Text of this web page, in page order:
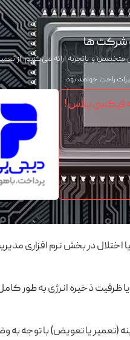
شرکت ها
و باتجربه ارائه می‌کنیم. از
راحت خواهد بود.
فیکسی پلاس !
در بخش نرم‌ افزاری
ذخیره انرژی به ‌طور
(تعمیر یا تعویض) با توجه